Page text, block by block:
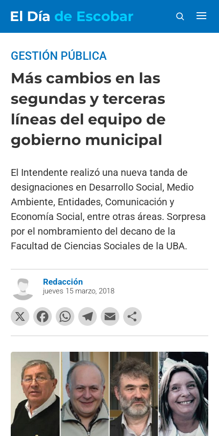
El Día de Escobar
GESTIÓN PÚBLICA
Más cambios en las
segundas y terceras
líneas del equipo de
gobierno municipal
El Intendente realizó una nueva tanda de
designaciones en Desarrollo Social, Medio
Ambiente, Entidades, Comunicación y
Economía Social, entre otras áreas. Sorpresa
por el nombramiento del decano de la
Facultad de Ciencias Sociales de la UBA.
Redacción
jueves 15 marzo, 2018
X
F
a
c
e
b
o
o
k
W
h
at
s
p
p
T
el
e
gr
a
m
E
m
ai
l
o
m
p
ar
tir